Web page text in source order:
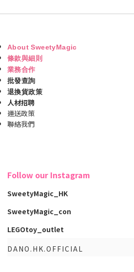
About SweetyMagic
條款與細則
業務合作
批發查詢
退換貨政策
人材招聘
運送政策
聯絡我們
Follow our Instagram
SweetyMagic_HK
SweetyMagic_con
LEGOtoy_outlet
DANO.HK.OFFICIAL